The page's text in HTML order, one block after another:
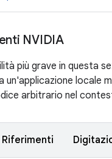
NVIDIA
più grave in questa
un'applicazione locale
arbitrario nel
Riferimenti